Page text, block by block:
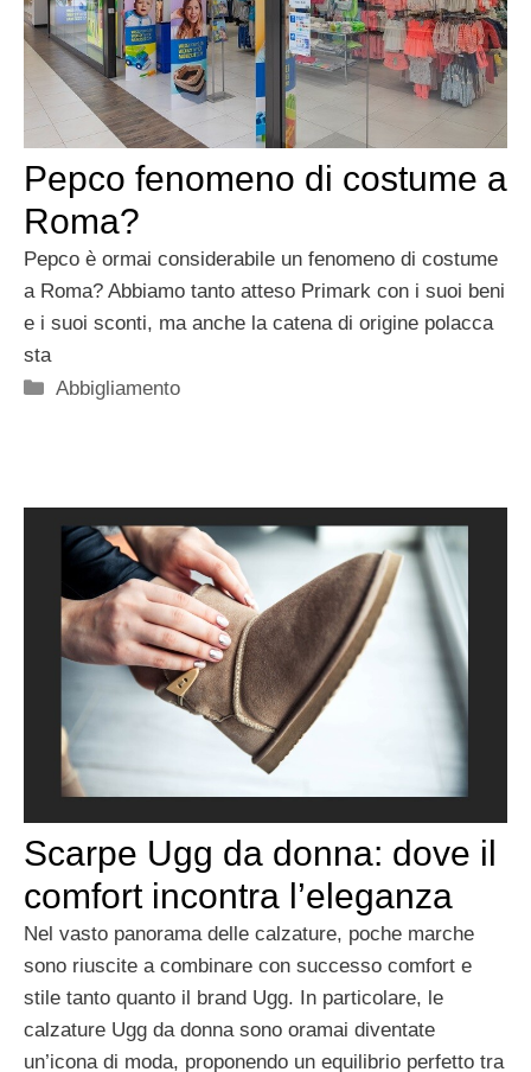
Pepco fenomeno di costume a
Roma?
Pepco è ormai considerabile un fenomeno di costume
a Roma? Abbiamo tanto atteso Primark con i suoi beni
e i suoi sconti, ma anche la catena di origine polacca
sta
Categorie
Abbigliamento
Scarpe Ugg da donna: dove il
comfort incontra l’eleganza
Nel vasto panorama delle calzature, poche marche
sono riuscite a combinare con successo comfort e
stile tanto quanto il brand Ugg. In particolare, le
calzature Ugg da donna sono oramai diventate
un’icona di moda, proponendo un equilibrio perfetto tra